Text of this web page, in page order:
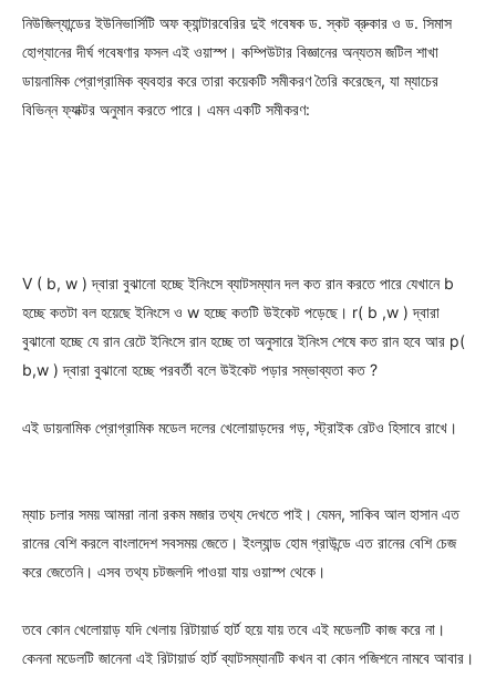
নিউজিল্যান্ডের ইউনিভার্সিটি অফ ক্যান্টারবেরির দুই গবেষক ড. স্কট ব্রুকার ও ড. সিমাস
হোগ্যানের দীর্ঘ গবেষণার ফসল এই ওয়াস্প। কম্পিউটার বিজ্ঞানের অন্যতম জটিল শাখা
ডায়নামিক প্রোগ্রামিক ব্যবহার করে তারা কয়েকটি সমীকরণ তৈরি করেছেন, যা ম্যাচের
বিভিন্ন ফ্যাক্টর অনুমান করতে পারে। এমন একটি সমীকরণ:
V ( b, w ) দ্বারা বুঝানো হচ্ছে ইনিংসে ব্যাটসম্যান দল কত রান করতে পারে যেখানে b
হচ্ছে কতটা বল হয়েছে ইনিংসে ও w হচ্ছে কতটি উইকেট পড়েছে। r( b ,w ) দ্বারা
বুঝানো হচ্ছে যে রান রেটে ইনিংসে রান হচ্ছে তা অনুসারে ইনিংস শেষে কত রান হবে আর p(
b,w ) দ্বারা বুঝানো হচ্ছে পরবর্তী বলে উইকেট পড়ার সম্ভাব্যতা কত ?
এই ডায়নামিক প্রোগ্রামিক মডেল দলের খেলোয়াড়দের গড়, স্ট্রাইক রেটও হিসাবে রাখে।
ম্যাচ চলার সময় আমরা নানা রকম মজার তথ্য দেখতে পাই। যেমন, সাকিব আল হাসান এত
রানের বেশি করলে বাংলাদেশ সবসময় জেতে। ইংল্যান্ড হোম গ্রাউন্ডে এত রানের বেশি চেজ
করে জেতেনি। এসব তথ্য চটজলদি পাওয়া যায় ওয়াস্প থেকে।
তবে কোন খেলোয়াড় যদি খেলায় রিটায়ার্ড হার্ট হয়ে যায় তবে এই মডেলটি কাজ করে না।
কেননা মডেলটি জানেনা এই রিটায়ার্ড হার্ট ব্যাটসম্যানটি কখন বা কোন পজিশনে নামবে আবার।